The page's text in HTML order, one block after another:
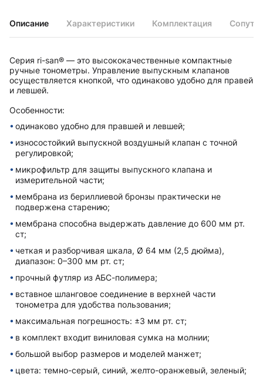
Описание Характеристики Комплектация
Серия ri-san® — это высококачественные компактные
ручные тонометры. Управление выпускным клапанов
осуществляется кнопкой, что одинаково удобно для правей
и левшей.
Особенности:
одинаково удобно для правшей и левшей;
износостойкий выпускной воздушный клапан с точной
регулировкой;
микрофильтр для защиты выпускного клапана и
измерительной части;
мембрана из бериллиевой бронзы практически не
подвержена старению;
мембрана способна выдержать давление до 600 мм рт.
ст;
четкая и разборчивая шкала, Ø 64 мм (2,5 дюйма),
диапазон: 0–300 мм рт. ст;
прочный футляр из АБС-полимера;
вставное шланговое соединение в верхней части
тонометра для удобства пользования;
максимальная погрешность: ±3 мм рт. ст;
в комплект вxодит виниловая сумка на молнии;
большой выбор размеров и моделей манжет;
цвета: темно-серый, синий, желто-оранжевый, зеленый;